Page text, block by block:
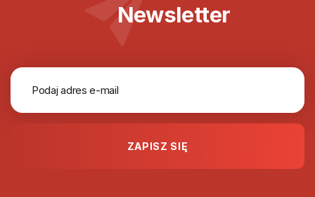
Newsletter